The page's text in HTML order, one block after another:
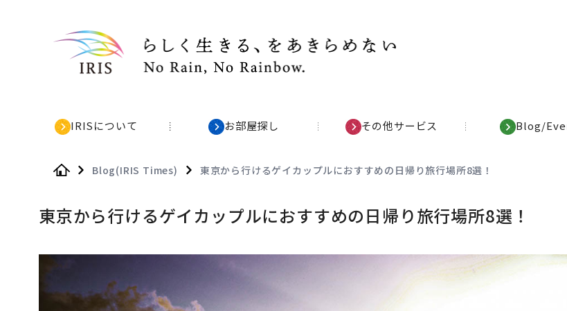
IRISについて お部屋探し その他サービス Blog/
Blog(IRIS Times) 東京から行けるゲイカップルにおすすめの日帰り旅行場所8選！
東京から行けるゲイカップルにおすすめの日帰り旅行場所8選！